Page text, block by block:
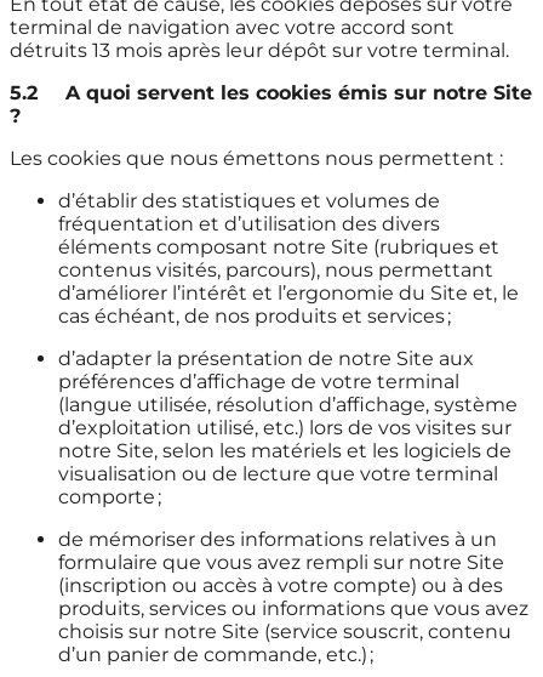
terminal de navigation avec votre accord sont
détruits 13 mois après leur dépôt sur votre terminal.
5.2 A quoi servent les cookies émis sur notre Site
?
Les cookies que nous émettons nous permettent :
d’établir des statistiques et volumes de
fréquentation et d’utilisation des divers
éléments composant notre Site (rubriques et
contenus visités, parcours), nous permettant
d’améliorer l’intérêt et l’ergonomie du Site et, le
cas échéant, de nos produits et services ;
d’adapter la présentation de notre Site aux
préférences d’affichage de votre terminal
(langue utilisée, résolution d’affichage, système
d’exploitation utilisé, etc.) lors de vos visites sur
notre Site, selon les matériels et les logiciels de
visualisation ou de lecture que votre terminal
comporte ;
de mémoriser des informations relatives à un
formulaire que vous avez rempli sur notre Site
(inscription ou accès à votre compte) ou à des
produits, services ou informations que vous avez
choisis sur notre Site (service souscrit, contenu
d’un panier de commande, etc.) ;